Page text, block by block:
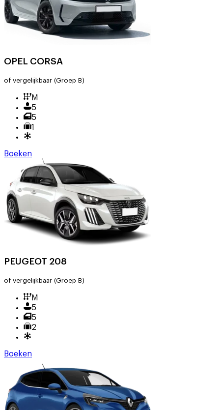
OPEL CORSA
of vergelijkbaar (Groep B)
M
5
5
1
Boeken
PEUGEOT 208
of vergelijkbaar (Groep B)
M
5
5
2
Boeken